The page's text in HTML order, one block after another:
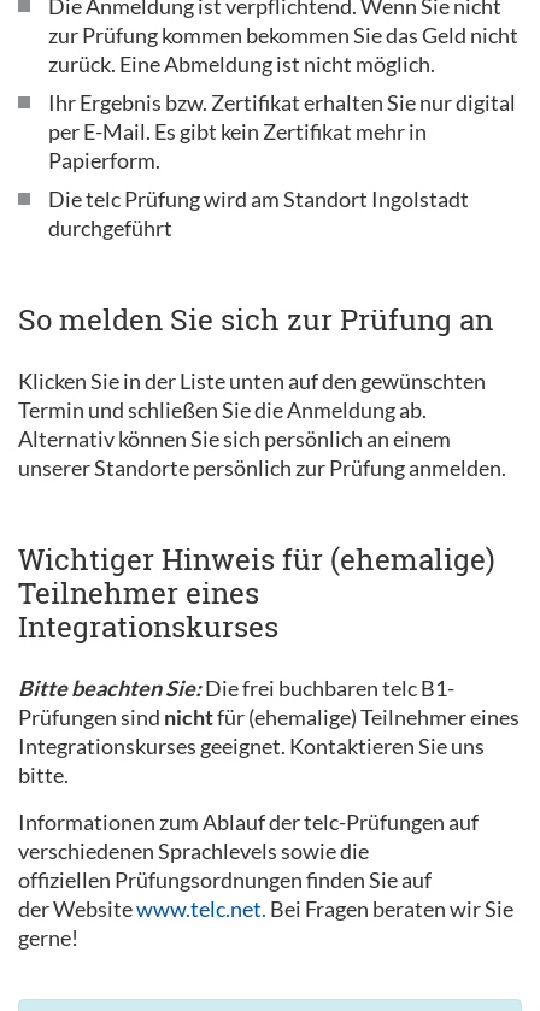
Die Anmeldung ist verpflichtend. Wenn Sie nicht
zur Prüfung kommen bekommen Sie das Geld nicht
zurück. Eine Abmeldung ist nicht möglich.
Ihr Ergebnis bzw. Zertifikat erhalten Sie nur digital
per E-Mail. Es gibt kein Zertifikat mehr in
Papierform.
Die telc Prüfung wird am Standort Ingolstadt
durchgeführt
So melden Sie sich zur Prüfung an
Klicken Sie in der Liste unten auf den gewünschten
Termin und schließen Sie die Anmeldung ab.
Alternativ können Sie sich persönlich an einem
unserer Standorte persönlich zur Prüfung anmelden.
Wichtiger Hinweis für (ehemalige)
Teilnehmer eines
Integrationskurses
Bitte beachten Sie:Die frei buchbaren telc B1-
Prüfungen sind nichtfür (ehemalige) Teilnehmer eines
Integrationskurses geeignet. Kontaktieren Sie uns
bitte.
Informationen zum Ablauf der telc-Prüfungen auf
verschiedenen Sprachlevels sowie die
offiziellen Prüfungsordnungen finden Sie auf
der Websitewww.telc.net. Bei Fragen beraten wir Sie
gerne!